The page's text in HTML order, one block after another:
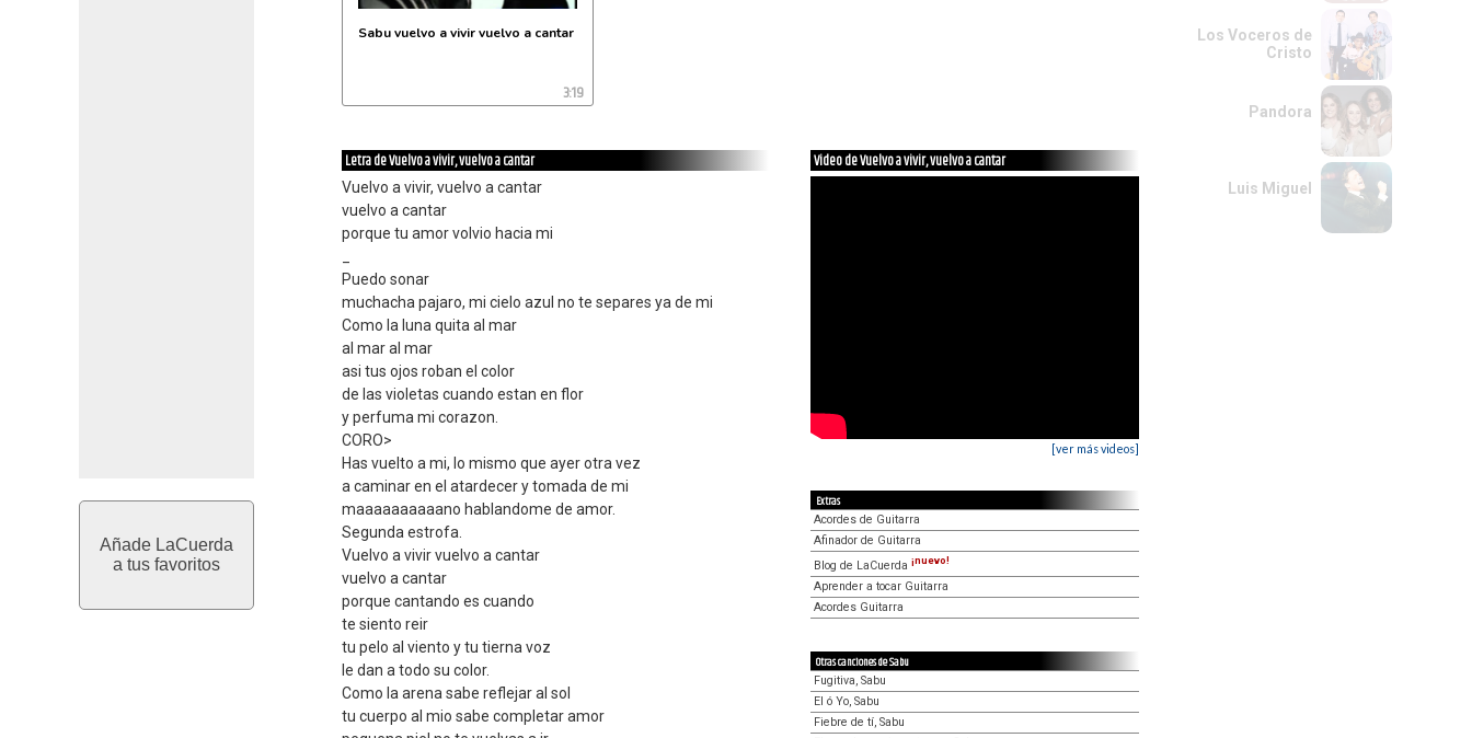
Añade LaCuerda
a tus favoritos
Sabu vuelvo a vivir vuelvo a cantar
3:19
Letra de Vuelvo a vivir, vuelvo a cantar
Vuelvo a vivir, vuelvo a cantar
vuelvo a cantar
porque tu amor volvio hacia mi
Puedo sonar
muchacha pajaro, mi cielo azul no te separes ya de mi
Como la luna quita al mar
al mar al mar
asi tus ojos roban el color
de las violetas cuando estan en flor
y perfuma mi corazon.
CORO>
Has vuelto a mi, lo mismo que ayer otra vez
a caminar en el atardecer y tomada de mi
maaaaaaaaaano hablandome de amor.
Segunda estrofa.
Vuelvo a vivir vuelvo a cantar
vuelvo a cantar
porque cantando es cuando
te siento reir
tu pelo al viento y tu tierna voz
le dan a todo su color.
Como la arena sabe reflejar al sol
tu cuerpo al mio sabe completar amor
Video de Vuelvo a vivir, vuelvo a cantar
[ver más videos]
Extras
Acordes de Guitarra
Afinador de Guitarra
Blog de LaCuerda ¡nuevo!
Aprender a tocar Guitarra
Acordes Guitarra
Otras canciones de Sabu
Fugitiva, Sabu
El ó Yo, Sabu
Fiebre de tí, Sabu
Los Voceros de
Cristo
Pandora
Luis Miguel